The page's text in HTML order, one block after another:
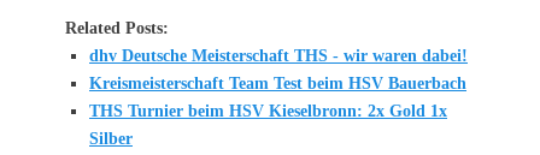
Related Posts:
dhv Deutsche Meisterschaft THS - wir waren dabei!
Kreismeisterschaft Team Test beim HSV Bauerbach
THS Turnier beim HSV Kieselbronn: 2x Gold 1x
Silber